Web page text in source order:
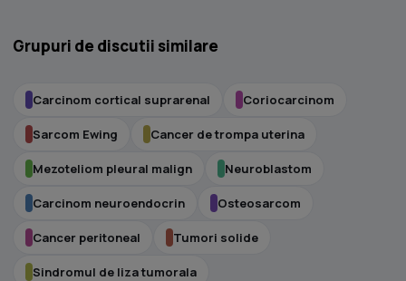
Grupuri de discutii similare
Carcinom cortical suprarenal Coriocarcinom
Sarcom Ewing Cancer de trompa uterina
Mezoteliom pleural malign Neuroblastom
Carcinom neuroendocrin Osteosarcom
Cancer peritoneal Tumori solide
Sindromul de liza tumorala